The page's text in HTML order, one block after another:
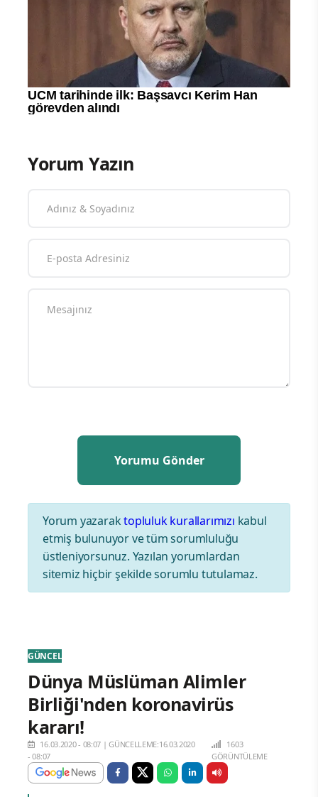
Yorum Yazın
Yorum yazaraktopluluk kurallarımızı kabul
etmiş bulunuyor ve tüm sorumluluğu
üstleniyorsunuz. Yazılan yorumlardan
sitemiz hiçbir şekilde sorumlu tutulamaz.
GÜNCEL
Dünya Müslüman Alimler
Birliği'nden koronavirüs
kararı!
16.03.2020 - 08:07 |GÜNCELLEME:16.03.2020
- 08:07
1603
GÖRÜNTÜLEME